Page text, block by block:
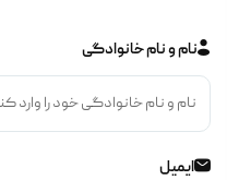
نام و نام خانوادگی
ایمیل